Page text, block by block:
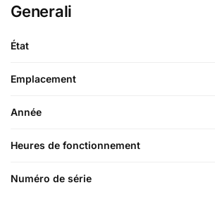
Generali
État
Emplacement
Année
Heures de fonctionnement
Numéro de série